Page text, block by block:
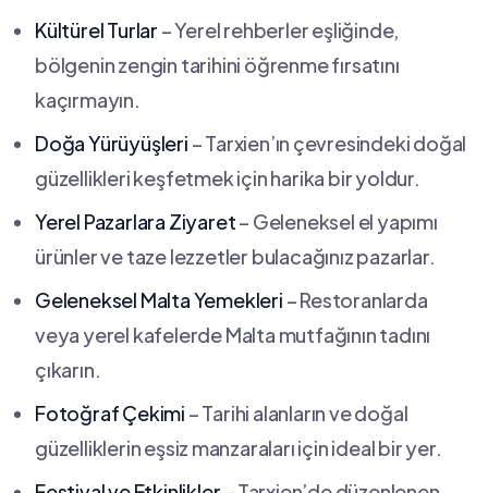
Kültürel Turlar – Yerel rehberler eşliğinde,
bölgenin zengin tarihini öğrenme fırsatını
kaçırmayın.
Doğa Yürüyüşleri – Tarxien’ın ⁣çevresindeki doğal
güzellikleri keşfetmek için harika bir yoldur.
Yerel Pazarlara Ziyaret– Geleneksel el yapımı⁣
ürünler ve taze lezzetler bulacağınız pazarlar.
Geleneksel Malta Yemekleri – Restoranlarda
veya ​yerel kafelerde Malta mutfağının tadını
çıkarın.
Fotoğraf ‍Çekimi – Tarihi alanların ve doğal
güzelliklerin eşsiz ⁤manzaraları için ideal bir yer.